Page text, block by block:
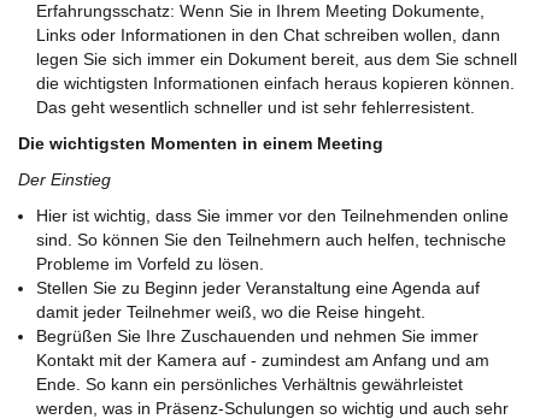
Erfahrungsschatz: Wenn Sie in Ihrem Meeting Dokumente,
Links oder Informationen in den Chat schreiben wollen, dann
legen Sie sich immer ein Dokument bereit, aus dem Sie schnell
die wichtigsten Informationen einfach heraus kopieren können.
Das geht wesentlich schneller und ist sehr fehlerresistent.
Die wichtigsten Momenten in einem Meeting
Der Einstieg
Hier ist wichtig, dass Sie immer vor den Teilnehmenden online
sind. So können Sie den Teilnehmern auch helfen, technische
Probleme im Vorfeld zu lösen.
Stellen Sie zu Beginn jeder Veranstaltung eine Agenda auf
damit jeder Teilnehmer weiß, wo die Reise hingeht.
Begrüßen Sie Ihre Zuschauenden und nehmen Sie immer
Kontakt mit der Kamera auf - zumindest am Anfang und am
Ende. So kann ein persönliches Verhältnis gewährleistet
werden, was in Präsenz-Schulungen so wichtig und auch sehr